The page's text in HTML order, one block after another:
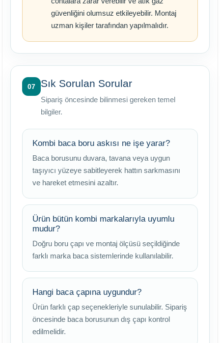
güvenliğini olumsuz etkileyebilir. Montaj
uzman kişiler tarafından yapılmalıdır.
07 Sık Sorulan Sorular
Sipariş öncesinde bilinmesi gereken temel
bilgiler.
Kombi baca boru askısı ne işe yarar?
Baca borusunu duvara, tavana veya uygun
taşıyıcı yüzeye sabitleyerek hattın sarkmasını
ve hareket etmesini azaltır.
Ürün bütün kombi markalarıyla uyumlu
mudur?
Doğru boru çapı ve montaj ölçüsü seçildiğinde
farklı marka baca sistemlerinde kullanılabilir.
Hangi baca çapına uygundur?
Ürün farklı çap seçenekleriyle sunulabilir. Sipariş
öncesinde baca borusunun dış çapı kontrol
edilmelidir.